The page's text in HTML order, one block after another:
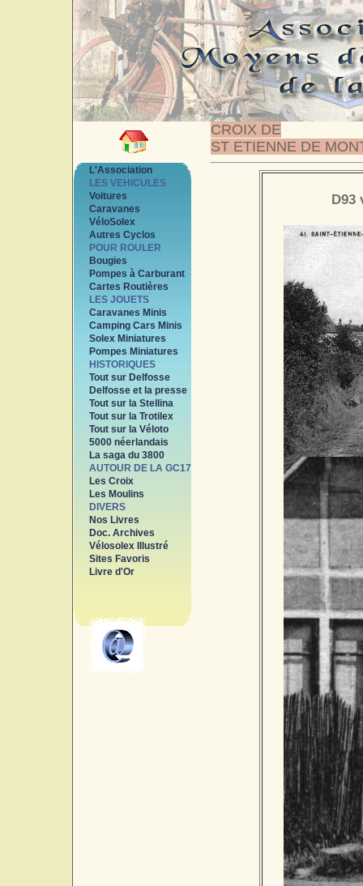
CROIX DE
ST ETIENNE DE
L'Association
LES VEHICULES
Voitures
Caravanes
VéloSolex
Autres Cyclos
POUR ROULER
Bougies
Pompes à Carburant
Cartes Routières
LES JOUETS
Caravanes Minis
Camping Cars Minis
Solex Miniatures
Pompes Miniatures
HISTORIQUES
Tout sur Delfosse
Delfosse et la presse
Tout sur la Stellina
Tout sur la Trotilex
Tout sur la Véloto
5000 néerlandais
La saga du 3800
AUTOUR DE LA GC17
Les Croix
Les Moulins
DIVERS
Nos Livres
Doc. Archives
Vélosolex Illustré
Sites Favoris
Livre d'Or
D93